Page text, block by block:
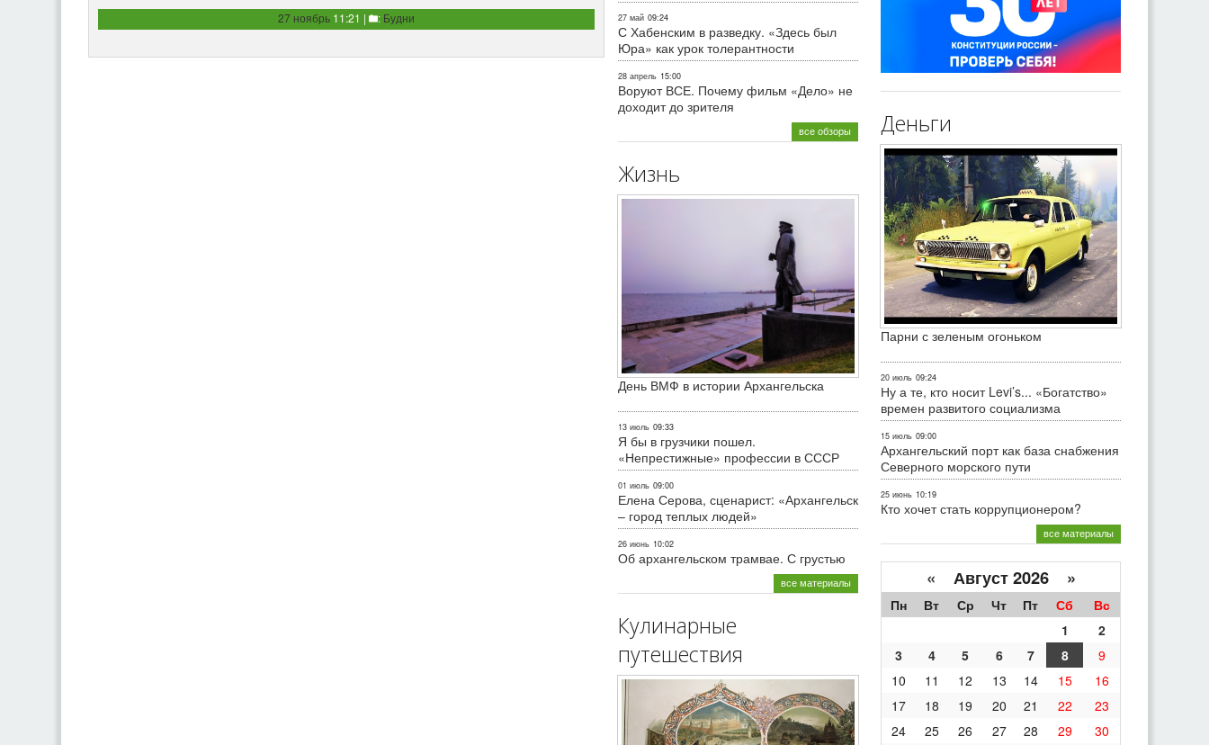
27 ноябрь 11:21 | : Будни 27 май 09:24
С Хабенским в разведку. «Здесь был
Юра» как урок толерантности
28 апрель 15:00
Воруют ВСЕ. Почему фильм «Дело» не
доходит до зрителя
все обзоры
Жизнь
День ВМФ в истории Архангельска
13 июль 09:33
Я бы в грузчики пошел.
«Непрестижные» профессии в СССР
01 июль 09:00
Елена Серова, сценарист: «Архангельск
– город теплых людей»
26 июнь 10:02
Об архангельском трамвае. С грустью
все материалы
Кулинарные
путешествия
Деньги
Парни с зеленым огоньком
20 июль 09:24
Ну а те, кто носит Levi’s... «Богатство»
времен развитого социализма
15 июль 09:00
Архангельский порт как база снабжения
Северного морского пути
25 июнь 10:19
Кто хочет стать коррупционером?
все материалы
« Август 2026 »
Пн Вт Ср Чт Пт Сб
Вс
1
2
3
4 5 6 7 8
9
10
11 12 13 14 15
16
17
18 19 20 21 22
23
24
25 26 27 28 29
30